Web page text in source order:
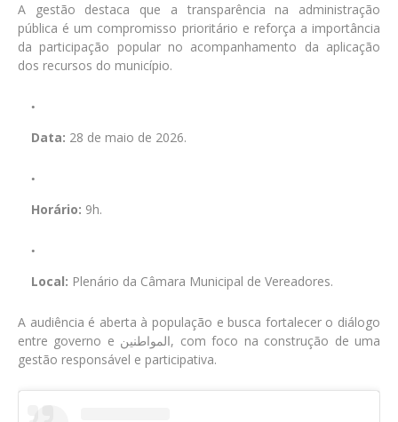
A gestão destaca que a transparência na administração
pública é um compromisso prioritário e reforça a importância
da participação popular no acompanhamento da aplicação
dos recursos do município.
Data: 28 de maio de 2026.
Horário: 9h.
Local: Plenário da Câmara Municipal de Vereadores.
A audiência é aberta à população e busca fortalecer o diálogo
entre governo e المواطنين, com foco na construção de uma
gestão responsável e participativa.